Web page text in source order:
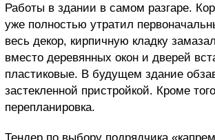
Работы в здании в самом разгаре.
уже полностью утратил
весь декор, кирпичную кладку
вместо деревянных окон и дверей
пластиковые. В будущем здание
застекленной пристройкой. Кроме
перепланировка.